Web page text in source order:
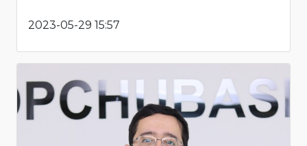
2023-05-29 15:57